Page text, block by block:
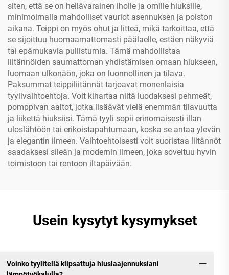
siten, että se on hellävarainen iholle ja omille hiuksille,
minimoimalla mahdolliset vauriot asennuksen ja poiston
aikana. Teippi on myös ohut ja litteä, mikä tarkoittaa, että
se sijoittuu huomaamattomasti päälaelle, estäen näkyviä
tai epämukavia pullistumia. Tämä mahdollistaa
liitännöiden saumattoman yhdistämisen omaan hiukseen,
luomaan ulkonäön, joka on luonnollinen ja tilava.
Paksummat teippiliitännät tarjoavat monenlaisia
tyylivaihtoehtoja. Voit kihartaa niitä luodaksesi pehmeät,
pomppivan aaltot, jotka lisäävät vielä enemmän tilavuutta
ja liikettä hiuksiisi. Tämä tyyli sopii erinomaisesti illan
uloslähtöön tai erikoistapahtumaan, koska se antaa ylevän
ja elegantin ilmeen. Vaihtoehtoisesti voit suoristaa liitännöt
saadaksesi sileän ja modernin ilmeen, joka soveltuu hyvin
toimistoon tai rentoon iltapäivään.
Usein kysytyt kysymykset
Voinko tyylitellä klipsattuja hiuslaajennuksiani